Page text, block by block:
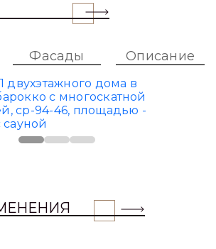
Фасады Описание